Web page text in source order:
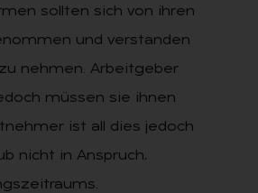
sollten sich von ihren
und verstanden
nehmen. Arbeitgeber
müssen sie ihnen
ist all dies jedoch
nicht in Anspruch,